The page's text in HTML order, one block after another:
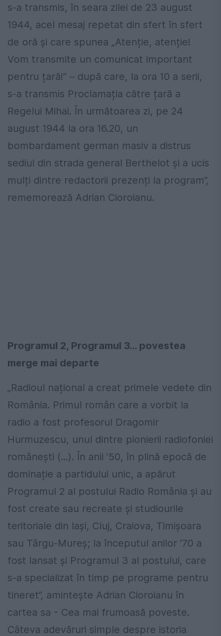
s-a transmis, în seara zilei de 23 august
1944, acel mesaj repetat din sfert în sfert
de oră și care spunea „Atenție, atenție!
Vom transmite un comunicat important
pentru țară!” – după care, la ora 10 a serii,
s-a transmis Proclamația către țară a
Regelui Mihai. În următoarea zi, pe 24
august 1944 la ora 16.20, un
bombardament german masiv a distrus
sediul din strada general Berthelot și a ucis
mulți dintre redactorii prezenți la program”,
rememorează Adrian Cioroianu.
Programul 2, Programul 3... povestea
merge mai departe
„Radioul național a creat primele vedete din
România. Primul român care a vorbit la
radio a fost profesorul Dragomir
Hurmuzescu, unul dintre pionierii radiofoniei
românești (...). În anii ’50, în plină epocă de
dominație a partidului unic, a apărut
Programul 2 al postului Radio România și au
fost create sau recreate și studiourile
teritoriale din Iași, Cluj, Craiova, Timișoara
sau Târgu-Mureș; la începutul anilor ’70 a
fost lansat și Programul 3 al postului, care
s-a specializat în timp pe programe pentru
tineret”, amintește Adrian Cioroianu în
cartea sa - Cea mai frumoasă poveste.
Câteva adevăruri simple despre istoria